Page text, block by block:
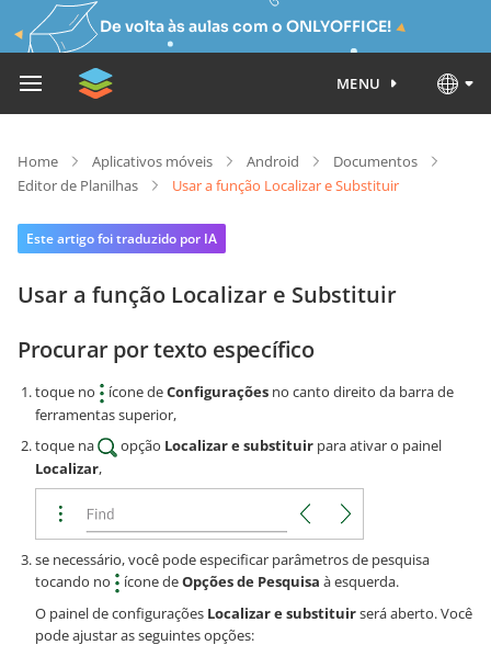
De volta às aulas com o ONLYOFFICE!
MENU
Home Aplicativos móveis Android
Documentos
Editor de Planilhas
Usar a função Localizar e Substituir
Este artigo foi traduzido por IA
Usar a função Localizar e Substituir
Procurar por texto específico
toque no ícone deConfigurações no canto direito da barra de
ferramentas superior,
toque na
opção Localizar e substituir para ativar o painel
Localizar,
se necessário, você pode especificar parâmetros de pesquisa
tocando no
ícone deOpções de Pesquisa à esquerda.
O painel de configurações Localizar e substituirserá aberto. Você
pode ajustar as seguintes opções: